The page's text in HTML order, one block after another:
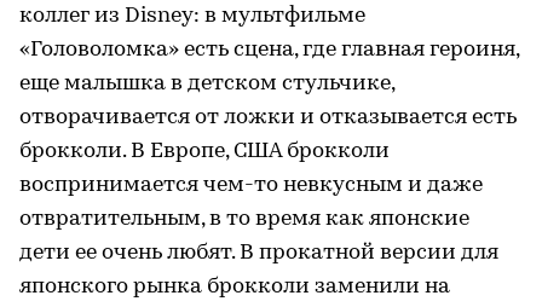
коллег из Disney: в мультфильме
«Головоломка» есть сцена, где главная героиня,
еще малышка в детском стульчике,
отворачивается от ложки и отказывается есть
брокколи. В Европе, США брокколи
воспринимается чем-то невкусным и даже
отвратительным, в то время как японские
дети ее очень любят. В прокатной версии для
японского рынка брокколи заменили на